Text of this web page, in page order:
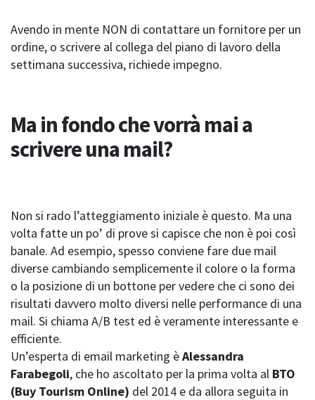
Avendo in mente NON di contattare un fornitore per un
ordine, o scrivere al collega del piano di lavoro della
settimana successiva, richiede impegno.
Ma in fondo che vorrà mai a
scrivere una mail?
Non si rado l’atteggiamento iniziale è questo. Ma una
volta fatte un po’ di prove si capisce che non è poi così
banale. Ad esempio, spesso conviene fare due mail
diverse cambiando semplicemente il colore o la forma
o la posizione di un bottone per vedere che ci sono dei
risultati davvero molto diversi nelle performance di una
mail. Si chiama A/B test ed è veramente interessante e
efficiente.
Un’esperta di email marketing èAlessandra
Farabegoli, che ho ascoltato per la prima volta al BTO
(Buy Tourism Online) del 2014 e da allora seguita in